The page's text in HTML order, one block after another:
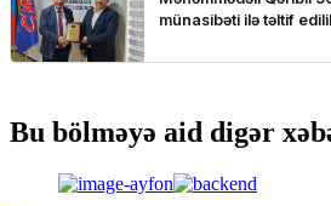
Bu bölməyə aid digər